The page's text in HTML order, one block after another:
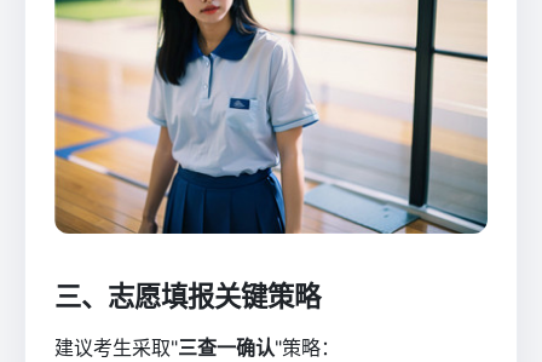
三、志愿填报关键策略
建议考生采取"三查一确认"策略：